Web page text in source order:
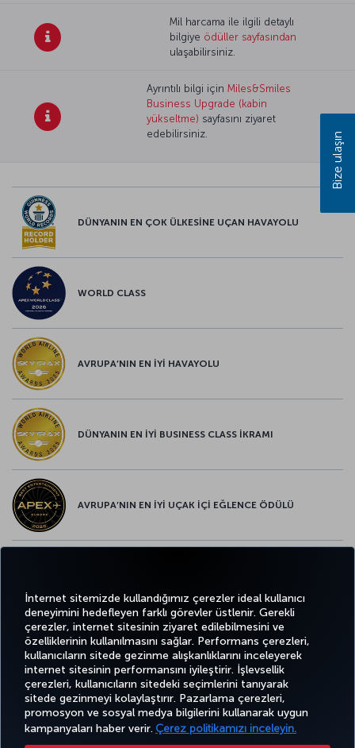
İnternet sitemizde kullandığımız çerezler ideal kullanıcı
deneyimini hedefleyen farklı görevler üstlenir. Gerekli
çerezler, internet sitesinin ziyaret edilebilmesini ve
özelliklerinin kullanılmasını sağlar. Performans çerezleri,
kullanıcıların sitede gezinme alışkanlıklarını inceleyerek
internet sitesinin performansını iyileştirir. İşlevsellik
çerezleri, kullanıcıların sitedeki seçimlerini tanıyarak
sitede gezinmeyi kolaylaştırır. Pazarlama çerezleri,
promosyon ve sosyal medya bilgilerini kullanarak uygun
kampanyaları haber verir. Çerez politikamızı inceleyin.
Mil harcama ile ilgili detaylı
bilgiye ödüller sayfasından
ulaşabilirsiniz.
Ayrıntılı bilgi için Miles&Smiles
Business Upgrade (kabin
yükseltme) sayfasını ziyaret
edebilirsiniz.
DÜNYANIN EN ÇOK ÜLKESİNE UÇAN HAVAYOLU
WORLD CLASS
AVRUPA’NIN EN İYİ HAVAYOLU
DÜNYANIN EN İYİ BUSINESS CLASS İKRAMI
AVRUPA’NIN EN İYİ UÇAK İÇİ EĞLENCE ÖDÜLÜ
TwitterFacebook
Instagram
YoutubeLinkedIn
TiktokBlogPinterest
BİLET
AL VE
YÖNET
DENEYİM
FIRSATLAR
VE UÇUŞ
NOKTALARI
YARDIM MILES&SMILES
Bize ulaşın